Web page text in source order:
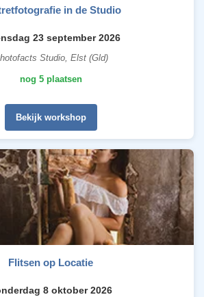
in de Studio
23 september 2026
Studio, Elst (Gld)
nog 5 plaatsen
Bekijk workshop
Flitsen op Locatie
8 oktober 2026